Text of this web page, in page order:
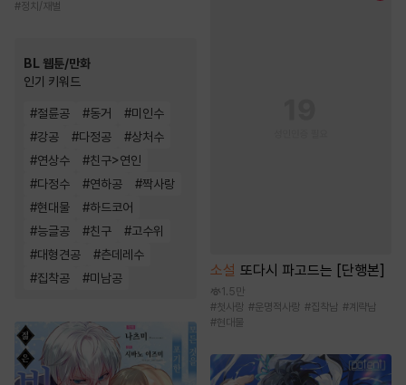
#정치/재벌
BL 웹툰/만화
인기 키워드
#절륜공 #동거 #미인수
#강공 #다정공 #상처수
#연상수 #친구>연인
#다정수 #연하공 #짝사랑
#현대물 #하드코어
#능글공 #친구 #고수위
#대형견공 #츤데레수
#집착공 #미남공 소설 또다시 파고드는 [단행본]
1.5만
#첫사랑 #운명적사랑 #집착남 #계략남
#현대물